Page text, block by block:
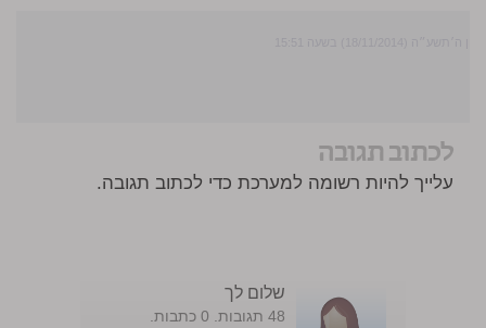
לכתוב תגובה
עלייך להיות רשומה למערכת כדי לכתוב תגובה.
שלום לך
48 תגובות. 0 כתבות.